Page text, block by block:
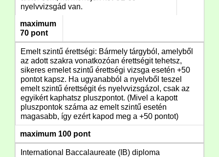
nyelvvizsgád van.
maximum
70 pont
Emelt szintű érettségi: Bármely tárgyból, amelyből
az adott szakra vonatkozóan érettségit tehetsz,
sikeres emelet szintű érettségi vizsga esetén +50
pontot kapsz. Ha ugyanabból a nyelvből teszel
emelt szintű érettségit és nyelvvizsgázol, csak az
egyikért kaphatsz pluszpontot. (Mivel a kapott
pluszpontok száma az emelt szintű esetén
magasabb, így ezért kapod meg a +50 pontot)
maximum 100 pont
International Baccalaureate (IB) diploma